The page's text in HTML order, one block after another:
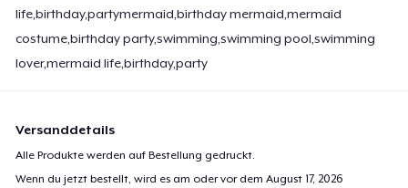
life,birthday,partymermaid,birthday mermaid,mermaid
costume,birthday party,swimming,swimming pool,swimming
lover,mermaid life,birthday,party
Versanddetails
Alle Produkte werden auf Bestellung gedruckt.
Wenn du jetzt bestellt, wird es am oder vor demAugust 17, 2026